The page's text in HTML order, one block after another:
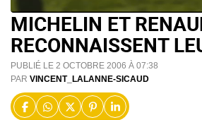
MICHELIN ET
RECONNAISSENT
PUBLIÉ LE 2 OCTOBRE 2006 À 07:38
PAR VINCENT_LALANNE-SICAUD